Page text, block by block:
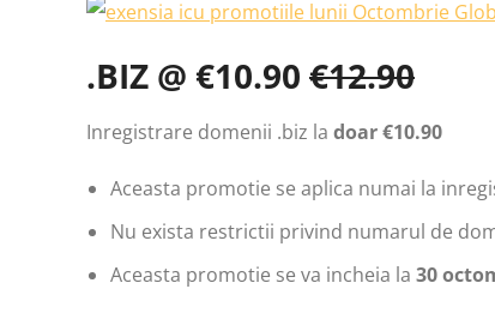
.BIZ @ €10.90 €12.90
Inregistrare domenii .biz la doar €10.90
Aceasta promotie se aplica numai la
Nu exista restrictii privind numarul de
Aceasta promotie se va incheia la 30